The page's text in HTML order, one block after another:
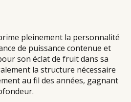
pleinement la personnalité
de puissance contenue et
son éclat de fruit dans sa
la structure nécessaire
au fil des années, gagnant